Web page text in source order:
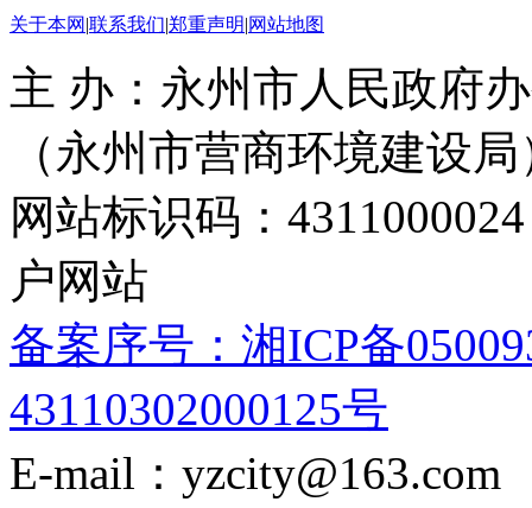
关于本网 |联系我们|郑重声明|网站地图
主 办：永州市人民政府
（永州市营商环境建设局
网站标识码：
户网站
备案序号：湘ICP备
43110302000125号
E-mail：yzcity@163.com